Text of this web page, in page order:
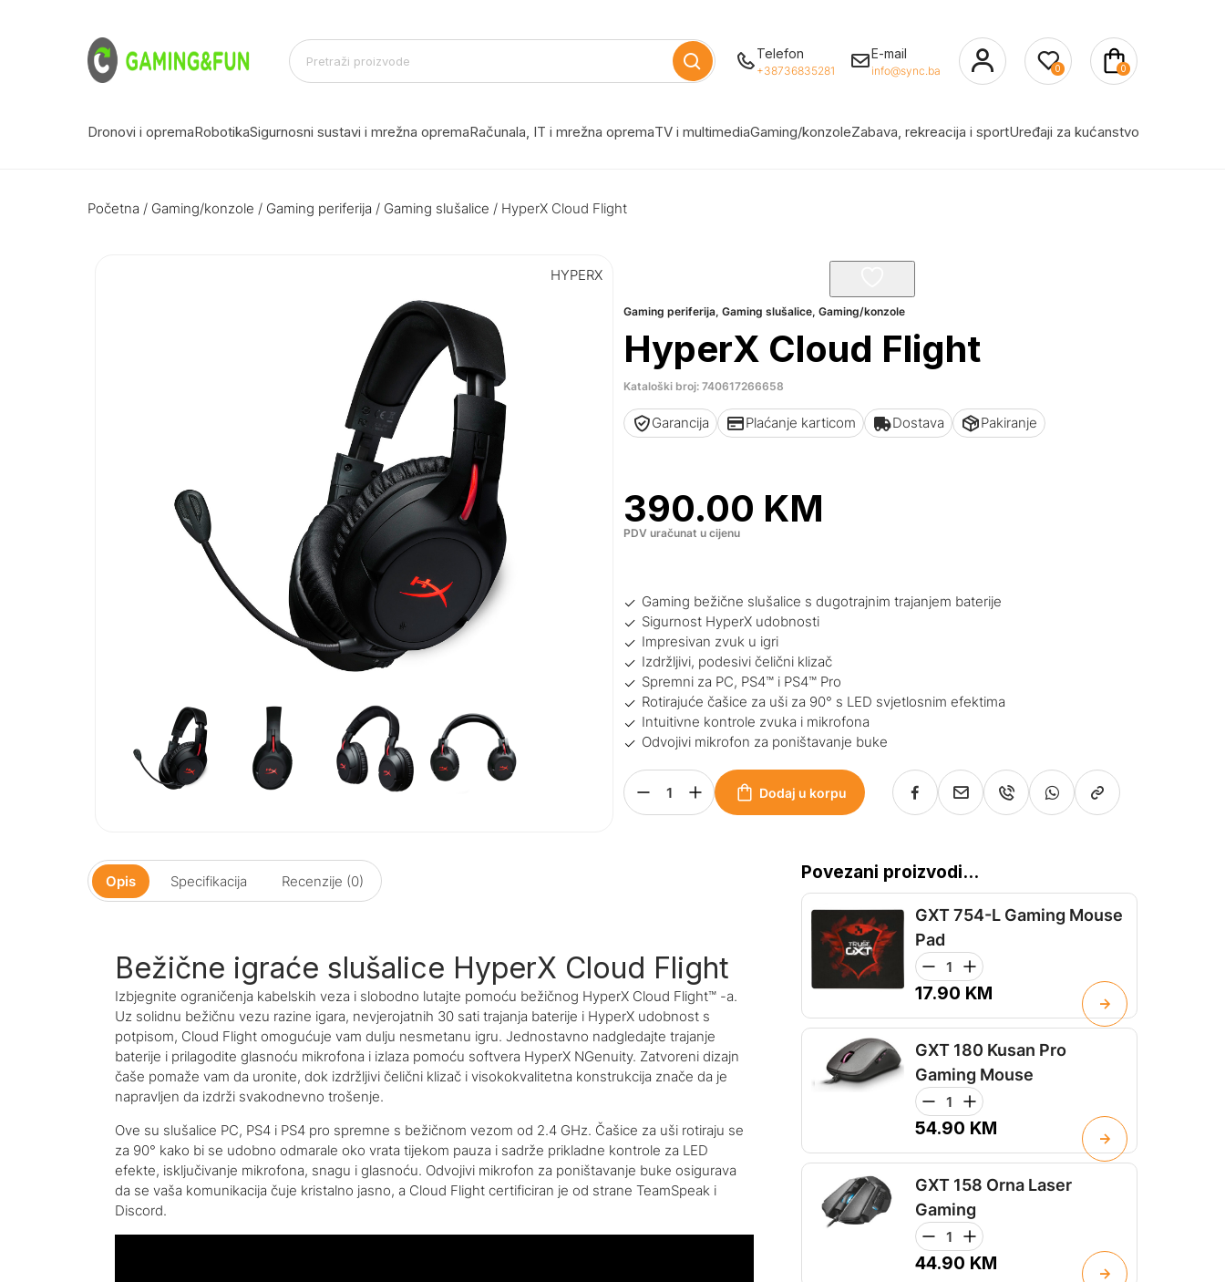
Telefon
+38736835281
E-mail
info@sync.ba 0 0
Dronovi i opremaRobotikaSigurnosni sustavi i mrežna opremaRačunala, IT i mrežna opremaTV i multimediaGaming/konzoleZabava, rekreacija i sportUređaji za kućanstvo
Početna / Gaming/konzole / Gaming periferija / Gaming slušalice / HyperX Cloud Flight
HYPERX
Gaming periferija,Gaming slušalice,Gaming/konzole
HyperX Cloud Flight
Kataloški broj: 740617266658
Garancija Plaćanje karticom Dostava Pakiranje
390.00 KM
PDV uračunat u cijenu
Gaming bežične slušalice s dugotrajnim trajanjem baterije
Sigurnost HyperX udobnosti
Impresivan zvuk u igri
Izdržljivi, podesivi čelični klizač
Spremni za PC, PS4™ i PS4™ Pro
Rotirajuće čašice za uši za 90° s LED svjetlosnim efektima
Intuitivne kontrole zvuka i mikrofona
Odvojivi mikrofon za poništavanje buke
Dodaj u korpu
Opis Specifikacija Recenzije (0)
Bežične igraće slušalice HyperX Cloud Flight
Izbjegnite ograničenja kabelskih veza i slobodno lutajte pomoću bežičnog HyperX Cloud Flight™ -a.
Uz solidnu bežičnu vezu razine igara, nevjerojatnih 30 sati trajanja baterije i HyperX udobnost s
potpisom, Cloud Flight omogućuje vam dulju nesmetanu igru. Jednostavno nadgledajte trajanje
baterije i prilagodite glasnoću mikrofona i izlaza pomoću softvera HyperX NGenuity. Zatvoreni dizajn
čaše pomaže vam da uronite, dok izdržljivi čelični klizač i visokokvalitetna konstrukcija znače da je
napravljen da izdrži svakodnevno trošenje.
Ove su slušalice PC, PS4 i PS4 pro spremne s bežičnom vezom od 2.4 GHz. Čašice za uši rotiraju se
za 90° kako bi se udobno odmarale oko vrata tijekom pauza i sadrže prikladne kontrole za LED
efekte, isključivanje mikrofona, snagu i glasnoću. Odvojivi mikrofon za poništavanje buke osigurava
da se vaša komunikacija čuje kristalno jasno, a Cloud Flight certificiran je od strane TeamSpeak i
Discord.
Povezani proizvodi...
GXT 754-L Gaming Mouse
Pad
17.90 KM
GXT 180 Kusan Pro
Gaming Mouse
54.90 KM
GXT 158 Orna Laser
Gaming
44.90 KM